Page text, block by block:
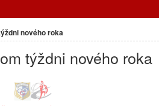
nového roka
týždni nového roka